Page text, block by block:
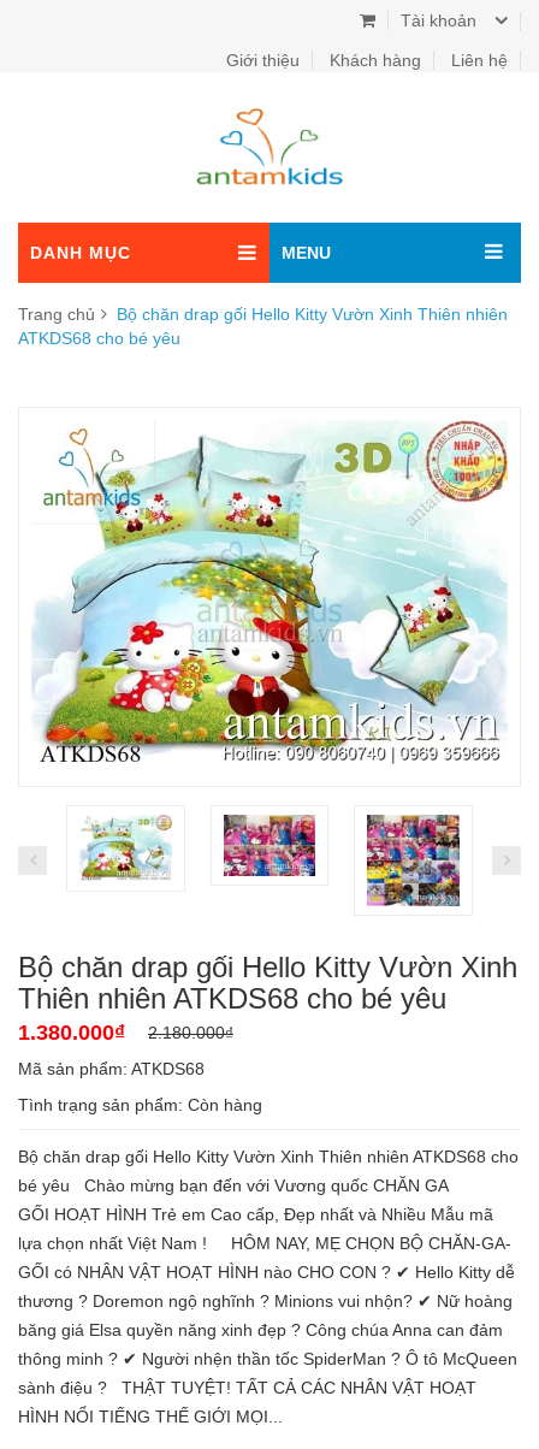
Tài khoản
Giới thiệu Khách hàng Liên hệ
DANH MỤC MENU
Trang chủ
Bộ chăn drap gối Hello Kitty Vườn Xinh Thiên nhiên
ATKDS68 cho bé yêu
Bộ chăn drap gối Hello Kitty Vườn Xinh
Thiên nhiên ATKDS68 cho bé yêu
1.380.000₫
2.180.000₫
Mã sản phẩm: ATKDS68
Tình trạng sản phẩm: Còn hàng
Bộ chăn drap gối Hello Kitty Vườn Xinh Thiên nhiên ATKDS68 cho
bé yêu Chào mừng bạn đến với Vương quốc CHĂN GA
GỐI HOẠT HÌNH Trẻ em Cao cấp, Đẹp nhất và Nhiều Mẫu mã
lựa chọn nhất Việt Nam ! HÔM NAY, MẸ CHỌN BỘ CHĂN-GA-
GỐI có NHÂN VẬT HOẠT HÌNH nào CHO CON ? ✔ Hello Kitty dễ
thương ? Doremon ngộ nghĩnh ? Minions vui nhộn? ✔ Nữ hoàng
băng giá Elsa quyền năng xinh đẹp ? Công chúa Anna can đảm
thông minh ? ✔ Người nhện thần tốc SpiderMan ? Ô tô McQueen
sành điệu ? THẬT TUYỆT! TẤT CẢ CÁC NHÂN VẬT HOẠT
HÌNH NỔI TIẾNG THẾ GIỚI MỌI...